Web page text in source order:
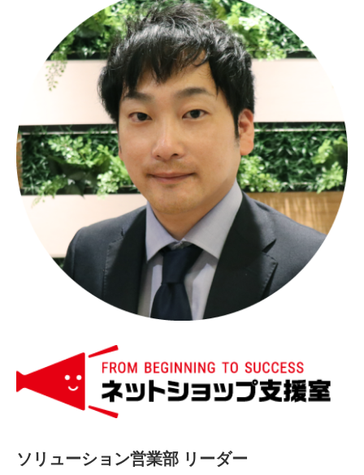
ソリューション営業部 リーダー